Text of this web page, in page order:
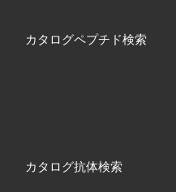
カタログペプチド検索
カタログ抗体検索